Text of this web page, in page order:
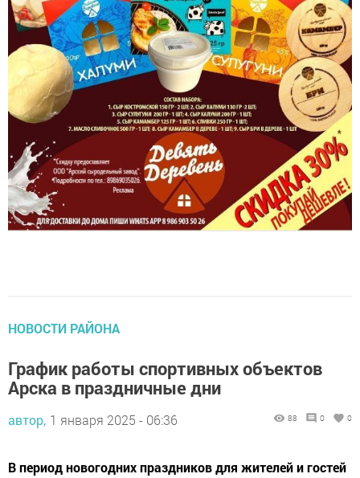
НОВОСТИ РАЙОНА
График работы спортивных объектов
Арска в праздничные дни